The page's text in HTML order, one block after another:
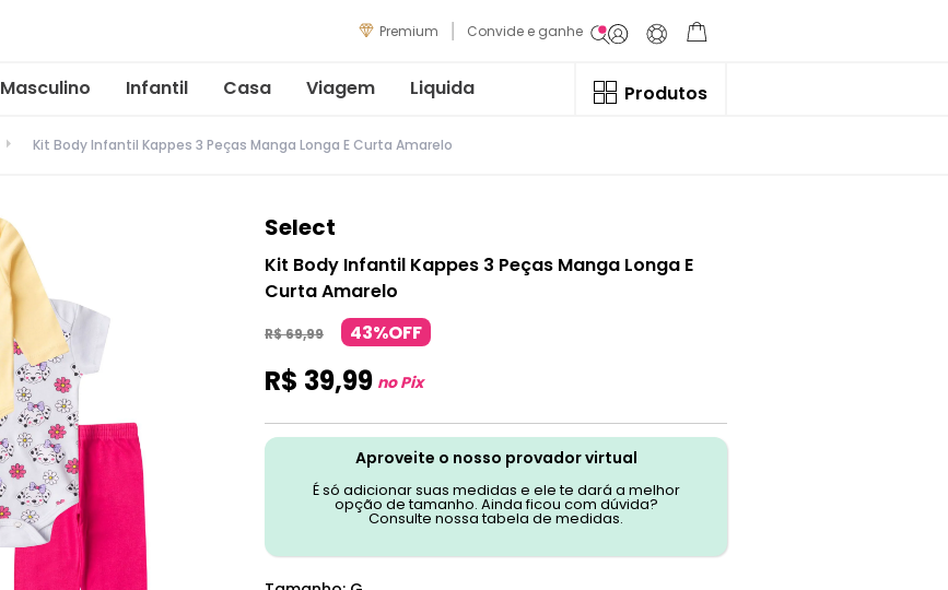
Premium Convide e ganhe
Masculino Infantil Casa Viagem Liquida Produtos
Kit Body Infantil Kappes 3 Peças Manga Longa E Curta Amarelo
Select
Kit Body Infantil Kappes 3 Peças Manga Longa E
Curta Amarelo
R$69,99 43%OFF
R$ 39,99 no Pix
Aproveite o nosso provador virtual
É só adicionar suas medidas e ele te dará a melhor
opção de tamanho. Ainda ficou com dúvida?
Consulte nossa tabela de medidas.